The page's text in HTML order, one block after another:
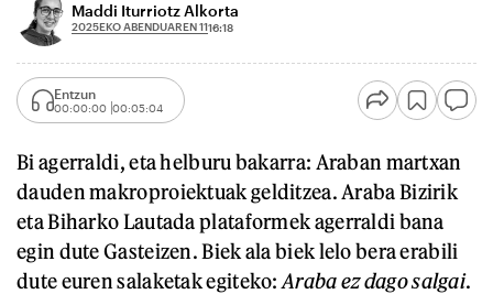
Maddi Iturriotz Alkorta
2025EKO ABENDUAREN 1116:18
Entzun
00:00:00 00:05:04
Bi agerraldi, eta helburu bakarra: Araban martxan
dauden makroproiektuak gelditzea. Araba Bizirik
eta Biharko Lautada plataformek agerraldi bana
egin dute Gasteizen. Biek ala biek lelo bera erabili
dute euren salaketak egiteko:Araba ez dago salgai.